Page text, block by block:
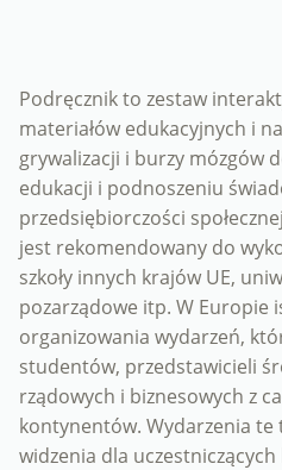
Podręcznik to zestaw
materiałów edukacyjnych i
grywalizacji i burzy mózgów
edukacji i podnoszeniu
przedsiębiorczości
jest rekomendowany do
szkoły innych krajów UE,
pozarządowe itp. W Europie
organizowania wydarzeń,
studentów, przedstawicieli
rządowych i biznesowych z
kontynentów. Wydarzenia
widzenia dla